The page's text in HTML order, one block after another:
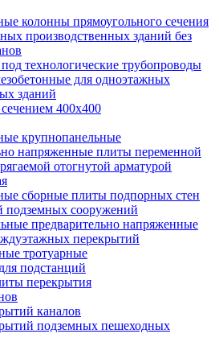
колонны прямоугольного сечения
производственных зданий без
технологические трубопроводы
для одноэтажных
зданий
400х400
крупнопанельные
напряженные плиты переменной
отогнутой арматурой
сборные плиты подпорных стен
подземных сооружений
предварительно напряженные
перекрытий
тротуарные
подстанций
перекрытия
каналов
подземных пешеходных